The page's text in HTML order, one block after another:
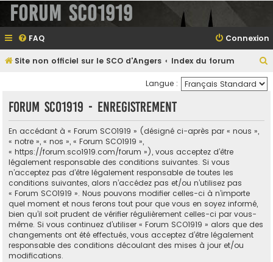
Forum SCO1919
FAQ Connexion
Site non officiel sur le SCO d'Angers Index du forum
Langue :
Forum SCO1919 - Enregistrement
En accédant à « Forum SCO1919 » (désigné ci-après par « nous »,
« notre », « nos », « Forum SCO1919 »,
« https://forum.sco1919.com/forum »), vous acceptez d’être
légalement responsable des conditions suivantes. Si vous
n’acceptez pas d’être légalement responsable de toutes les
conditions suivantes, alors n’accédez pas et/ou n’utilisez pas
« Forum SCO1919 ». Nous pouvons modifier celles-ci à n’importe
quel moment et nous ferons tout pour que vous en soyez informé,
bien qu’il soit prudent de vérifier régulièrement celles-ci par vous-
même. Si vous continuez d’utiliser « Forum SCO1919 » alors que des
changements ont été effectués, vous acceptez d’être légalement
responsable des conditions découlant des mises à jour et/ou
modifications.